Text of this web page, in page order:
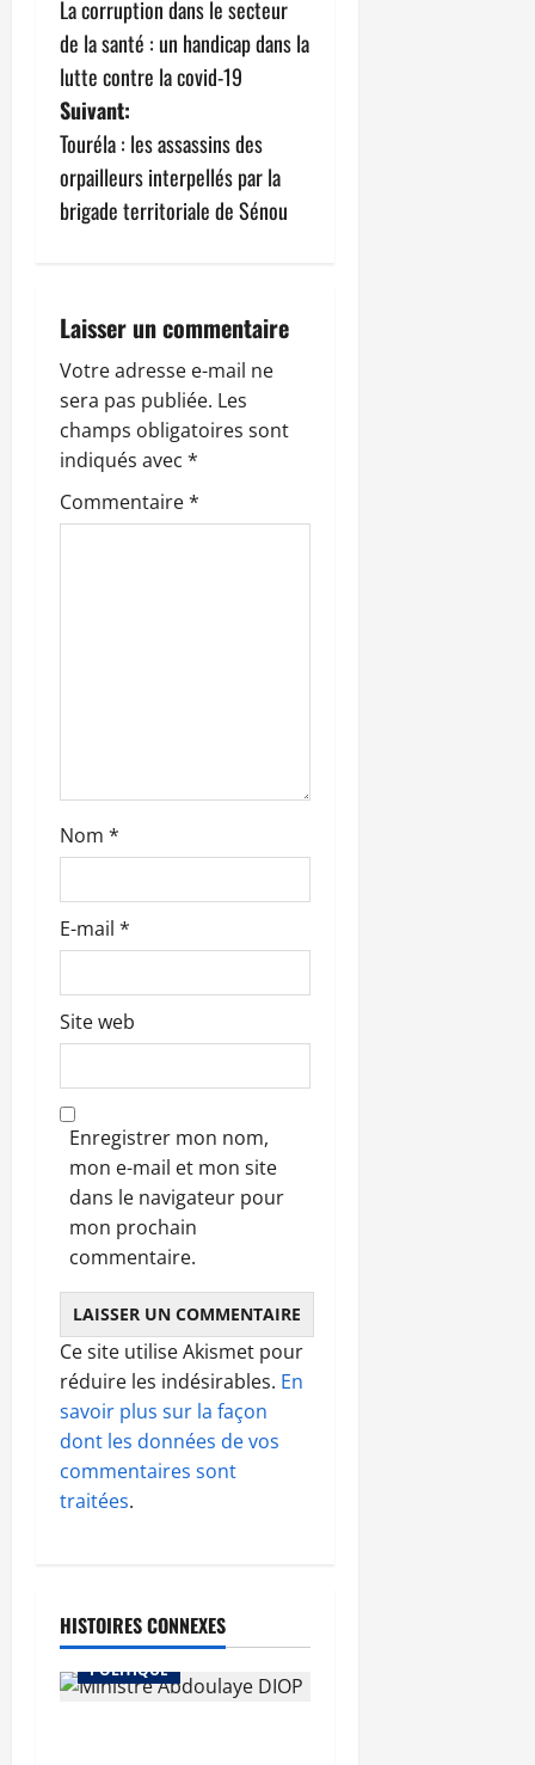
a
v
i
g
a
i
o
n
d
’
c
l
La corruption dans le secteur
de la santé : un handicap dans la
lutte contre la covid-19
Suivant:
Touréla : les assassins des
orpailleurs interpellés par la
brigade territoriale de Sénou
Laisser un commentaire
Votre adresse e-mail ne
sera pas publiée. Les
champs obligatoires sont
indiqués avec *
Commentaire*
Nom *
E-mail *
Site web
Enregistrer mon nom,
mon e-mail et mon site
dans le navigateur pour
mon prochain
commentaire.
Ce site utilise Akismet pour
réduire les indésirables. En
savoir plus sur la façon
dont les données de vos
commentaires sont
traitées.
HISTOIRES CONNEXES
A LA UNE
MEDIAS
POLITIQUE